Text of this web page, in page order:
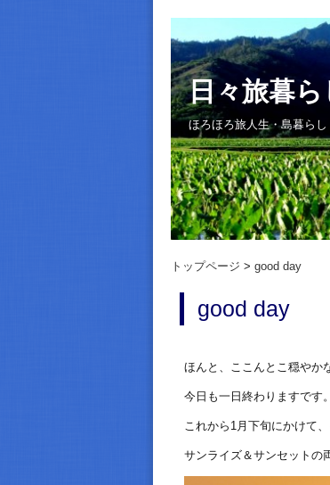
日々旅暮ら
ほろほろ旅人生・島暮らし
トップページ good day
good day
ほんと、ここんとこ穏やか
今日も一日終わりますです。
これから1月下旬にかけて
サンライズ＆サンセットの